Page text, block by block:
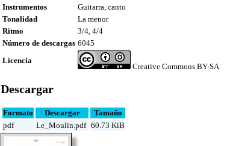
Instrumentos
Guitarra ,canto
Tonalidad
La menor
Ritmo
3/4, 4/4
Número de descargas 6045
Licencia
Creative Commons BY-SA
Descargar
Formato Descargar
Tamaño
pdf
Le_Moulin.pdf 60.73 KiB